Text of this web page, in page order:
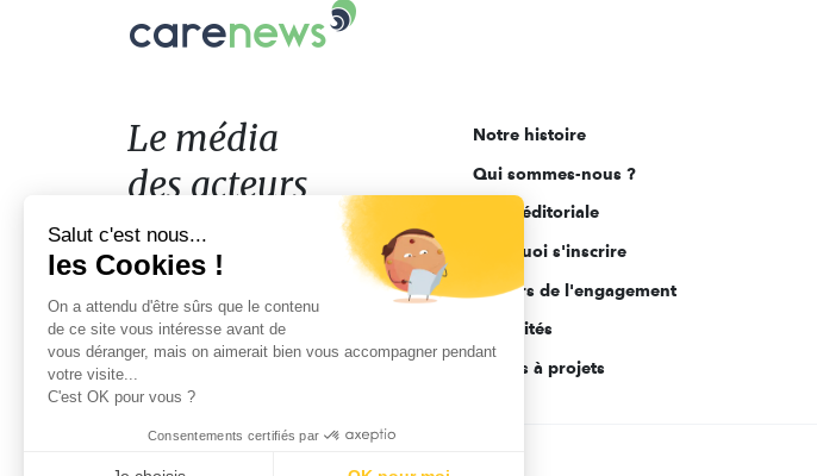
Le
acteurs
de
l'engagement
Le média
des acteurs
de l'engagement
Notre histoire
Qui sommes-nous ?
Ligne éditoriale
Pourquoi s'inscrire
Acteurs de l'engagement
Actualités
Appels à projets
Salut c'est nous...
les Cookies !
On a attendu d'être sûrs que le contenu
de ce site vous intéresse avant de
vous déranger, mais on aimerait bien vous accompagner pendant
votre visite...
C'est OK pour vous ?
Consentements certifiés par